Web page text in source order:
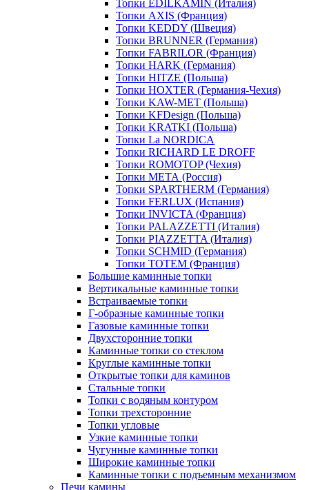
Топки EDILKAMIN (Италия)
Топки AXIS (Франция)
Топки KEDDY (Швеция)
Топки BRUNNER (Германия)
Топки FABRILOR (Франция)
Топки HARK (Германия)
Топки HITZE (Польша)
Топки HOXTER (Германия-Чехия)
Топки KAW-MET (Польша)
Топки KFDesign (Польша)
Топки KRATKI (Польша)
Топки La NORDICA
Топки RICHARD LE DROFF
Топки ROMOTOP (Чехия)
Топки МЕТА (Россия)
Топки SPARTHERM (Германия)
Топки FERLUX (Испания)
Топки INVICTA (Франция)
Топки PALAZZETTI (Италия)
Топки PIAZZETTA (Италия)
Топки SCHMID (Германия)
Топки TOTEM (Франция)
Большие каминные топки
Вертикальные каминные топки
Встраиваемые топки
Г-образные каминные топки
Газовые каминные топки
Двухсторонние топки
Каминные топки со стеклом
Круглые каминные топки
Открытые топки для каминов
Стальные топки
Топки с водяным контуром
Топки трехсторонние
Топки угловые
Узкие каминные топки
Чугунные каминные топки
Широкие каминные топки
Каминные топки с подъемным механизмом
Печи камины